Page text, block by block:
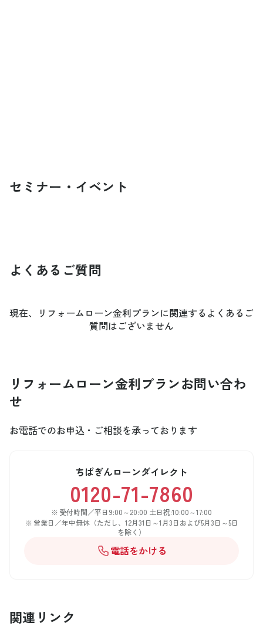
セミナー・イベント
よくあるご質問
現在、リフォームローン金利プランに関連するよくあるご
質問はございません
リフォームローン金利プランお問い合わ
せ
お電話でのお申込・ご相談を承っております
ちばぎんローンダイレクト
0120-71-7860
受付時間／平日9:00～20:00 土日祝:10:00～17:00
営業日／年中無休（ただし、12月31日～1月3日および5月3日～5日
を除く）
電話をかける
関連リンク